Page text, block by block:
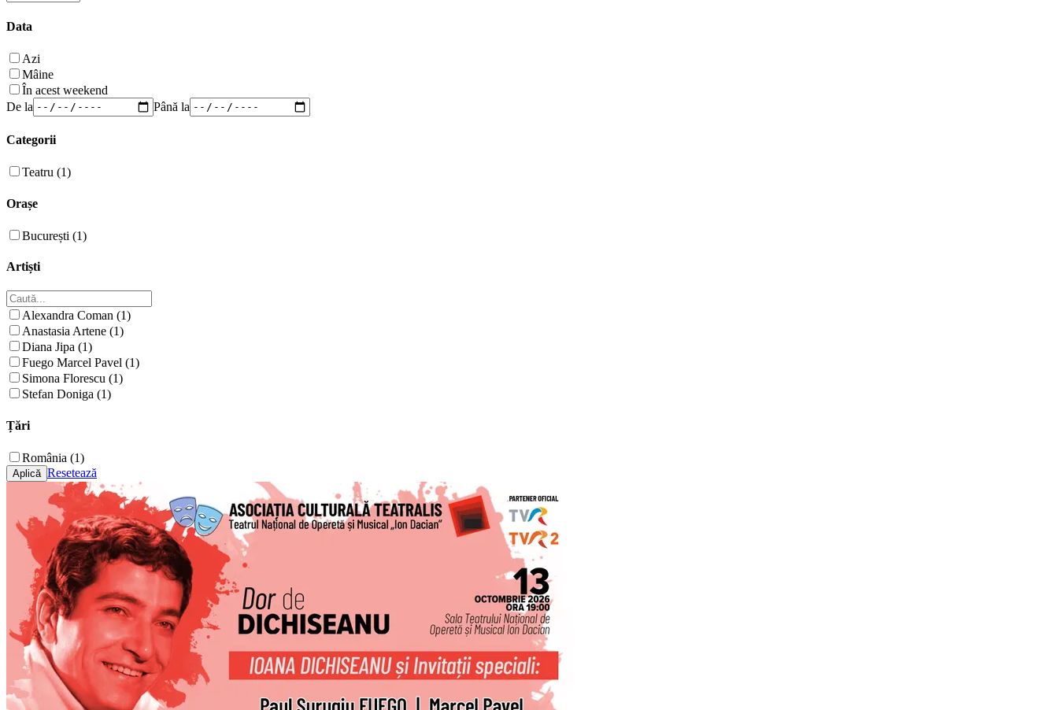
Data
Azi
Mâine
În acest weekend
De la
Până la
Categorii
Teatru (1)
Orașe
București (1)
Artiști
Alexandra Coman (1)
Anastasia Artene (1)
Diana Jipa (1)
Fuego Marcel Pavel (1)
Simona Florescu (1)
Stefan Doniga (1)
Țări
România (1)
Resetează